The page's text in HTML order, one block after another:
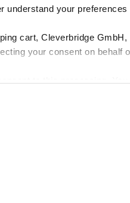
understand your
cart, Cleverbridge
your consent on
au plus grand dépôt
de simplifier la
d’accroître l’efficacité et de